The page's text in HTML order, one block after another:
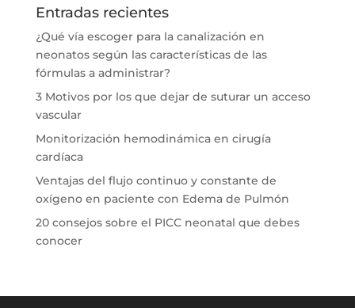
Entradas recientes
¿Qué vía escoger para la canalización en
neonatos según las características de las
fórmulas a administrar?
3 Motivos por los que dejar de suturar un acceso
vascular
Monitorización hemodinámica en cirugía
cardíaca
Ventajas del flujo continuo y constante de
oxígeno en paciente con Edema de Pulmón
20 consejos sobre el PICC neonatal que debes
conocer